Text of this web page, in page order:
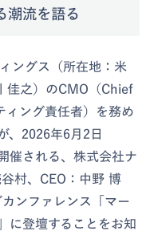
潮流を語る
ングス（所在地：米
佳之）のCMO（Chief
ング責任者）を務め
、2026年6月2日
催される、株式会社ナ
村、CEO：中野 博
ンファレンス「マー
に登壇することをお知